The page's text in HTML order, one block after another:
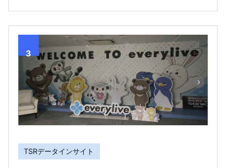
3
TSRデータインサイト